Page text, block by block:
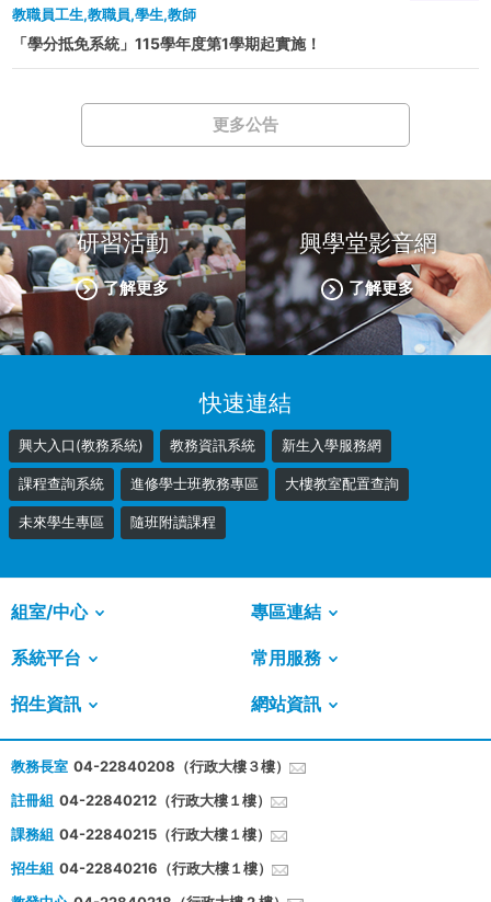
教職員工生,教職員,學生,教師
「學分抵免系統」115學年度第1學期起實施！
更多公告
研習活動
了解更多
興學堂影音網
了解更多
快速連結
興大入口(教務系統) 教務資訊系統 新生入學服務網
課程查詢系統 進修學士班教務專區 大樓教室配置查詢
未來學生專區 隨班附讀課程
組室/中心 專區連結
系統平台 常用服務
招生資訊 網站資訊
教務長室 04-22840208（行政大樓３樓）
註冊組 04-22840212（行政大樓１樓）
課務組 04-22840215（行政大樓１樓）
招生組 04-22840216（行政大樓１樓）